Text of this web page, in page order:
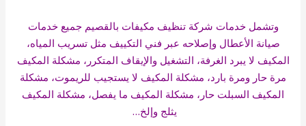
وتشمل خدمات شركة تنظيف مكيفات بالقصيم جميع خدمات
صيانة الأعطال وإصلاحه عبر فني التكييف مثل تسريب المياه،
المكيف لا يبرد الغرفة، التشغيل والإيقاف المتكرر، مشكلة المكيف
مرة حار ومرة بارد، مشكلة المكيف لا يستجيب للريموت، مشكلة
المكيف السبلت حار، مشكلة المكيف ما يفصل، مشكلة المكيف
يثلج وإلخ…